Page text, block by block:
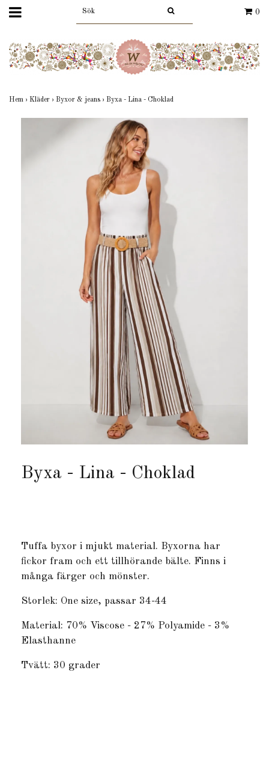
0
Hem › Kläder › Byxor & jeans › Byxa - Lina - Choklad
Byxa - Lina - Choklad
Tuffa byxor i mjukt material. Byxorna har
fickor fram och ett tillhörande bälte. Finns i
många färger och mönster.
Storlek: One size, passar 34-44
Material: 70% Viscose - 27% Polyamide - 3%
Elasthanne
Tvätt: 30 grader